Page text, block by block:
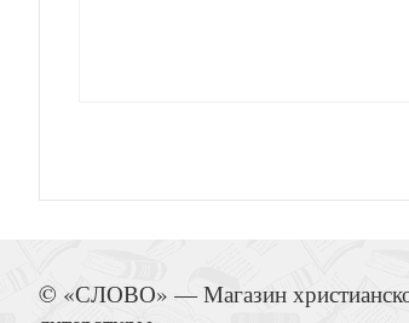
© «СЛОВО» — Магазин